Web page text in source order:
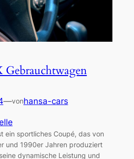
Gebrauchtwagen
—vonhansa-cars
ein sportliches Coupé, das von
und 1990er Jahren produziert
dynamische Leistung und